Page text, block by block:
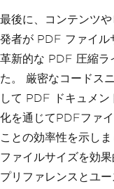
最後に、コンテンツ
発者が PDF ファイル
革新的な PDF 圧縮ラ
た。 厳密なコードス
して PDF ドキュメン
化を通じてPDFファ
ことの効率性を示し
ファイルサイズを効
プリファレンスとユ